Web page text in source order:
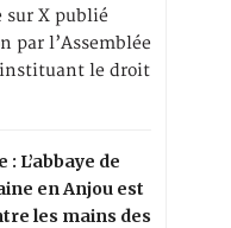
sur X publié
par l’Assemblée
le droit
L’abbaye de
en Anjou est
les mains des